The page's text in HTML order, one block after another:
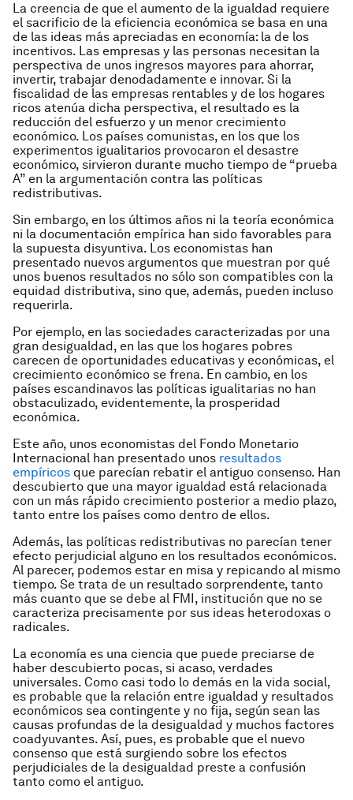
La creencia de que el aumento de la igualdad requiere
el sacrificio de la eficiencia económica se basa en una
de las ideas más apreciadas en economía: la de los
incentivos. Las empresas y las personas necesitan la
perspectiva de unos ingresos mayores para ahorrar,
invertir, trabajar denodadamente e innovar. Si la
fiscalidad de las empresas rentables y de los hogares
ricos atenúa dicha perspectiva, el resultado es la
reducción del esfuerzo y un menor crecimiento
económico. Los países comunistas, en los que los
experimentos igualitarios provocaron el desastre
económico, sirvieron durante mucho tiempo de “prueba
A” en la argumentación contra las políticas
redistributivas.
Sin embargo, en los últimos años ni la teoría económica
ni la documentación empírica han sido favorables para
la supuesta disyuntiva. Los economistas han
presentado nuevos argumentos que muestran por qué
unos buenos resultados no sólo son compatibles con la
equidad distributiva, sino que, además, pueden incluso
requerirla.
Por ejemplo, en las sociedades caracterizadas por una
gran desigualdad, en las que los hogares pobres
carecen de oportunidades educativas y económicas, el
crecimiento económico se frena. En cambio, en los
países escandinavos las políticas igualitarias no han
obstaculizado, evidentemente, la prosperidad
económica.
Este año, unos economistas del Fondo Monetario
Internacional han presentado unos resultados
empíricos que parecían rebatir el antiguo consenso. Han
descubierto que una mayor igualdad está relacionada
con un más rápido crecimiento posterior a medio plazo,
tanto entre los países como dentro de ellos.
Además, las políticas redistributivas no parecían tener
efecto perjudicial alguno en los resultados económicos.
Al parecer, podemos estar en misa y repicando al mismo
tiempo. Se trata de un resultado sorprendente, tanto
más cuanto que se debe al FMI, institución que no se
caracteriza precisamente por sus ideas heterodoxas o
radicales.
La economía es una ciencia que puede preciarse de
haber descubierto pocas, si acaso, verdades
universales. Como casi todo lo demás en la vida social,
es probable que la relación entre igualdad y resultados
económicos sea contingente y no fija, según sean las
causas profundas de la desigualdad y muchos factores
coadyuvantes. Así, pues, es probable que el nuevo
consenso que está surgiendo sobre los efectos
perjudiciales de la desigualdad preste a confusión
tanto como el antiguo.